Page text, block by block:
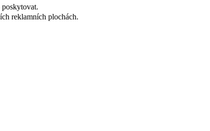
poskytovat.
reklamních plochách.